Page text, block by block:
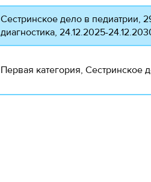
Сестринское дело в педиатрии,
диагностика, 24.12.2025-
Первая категория, Сестринское